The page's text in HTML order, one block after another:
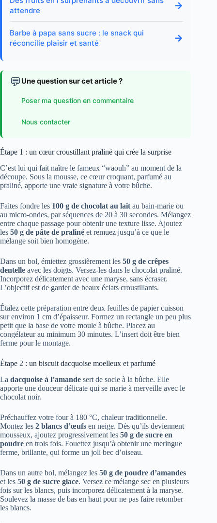
attendre
→
Barbe à papa sans sucre : le snack qui
réconcilie plaisir et santé
→
💬 Une question sur cet article ?
Poser ma question en commentaire
Nous contacter
Étape 1 : un cœur croustillant praliné qui crée la surprise
C’est lui qui fait naître le fameux “waouh” au moment de la
découpe. Sous la mousse, ce cœur croquant, parfumé au
praliné, apporte une vraie signature à votre bûche.
Faites fondre les 100 g de chocolat au lait au bain-marie ou
au micro-ondes, par séquences de 20 à 30 secondes. Mélangez
entre chaque passage pour obtenir une texture lisse. Ajoutez
les 50 g de pâte de praliné et remuez jusqu’à ce que le
mélange soit bien homogène.
Dans un bol, émiettez grossièrement les 50 g de crêpes
dentelle avec les doigts. Versez-les dans le chocolat praliné.
Incorporez délicatement avec une maryse, sans écraser.
L’objectif est de garder de beaux éclats croustillants.
Étalez cette préparation entre deux feuilles de papier cuisson
sur environ 1 cm d’épaisseur. Formez un rectangle un peu plus
petit que la base de votre moule à bûche. Placez au
congélateur au minimum 30 minutes. L’insert doit être bien
ferme pour le montage.
Étape 2 : un biscuit dacquoise moelleux et parfumé
La dacquoise à l’amande sert de socle à la bûche. Elle
apporte une douceur délicate qui se marie à merveille avec le
chocolat noir.
Préchauffez votre four à 180 °C, chaleur traditionnelle.
Montez les 2 blancs d’œufs en neige. Dès qu’ils deviennent
mousseux, ajoutez progressivement les 50 g de sucre en
poudre en trois fois. Fouettez jusqu’à obtenir une meringue
ferme, brillante, qui forme un joli bec d’oiseau.
Dans un autre bol, mélangez les 50 g de poudre d’amandes
et les 50 g de sucre glace. Versez ce mélange sec en plusieurs
fois sur les blancs, puis incorporez délicatement à la maryse.
Soulevez la masse de bas en haut pour ne pas faire retomber
les blancs.